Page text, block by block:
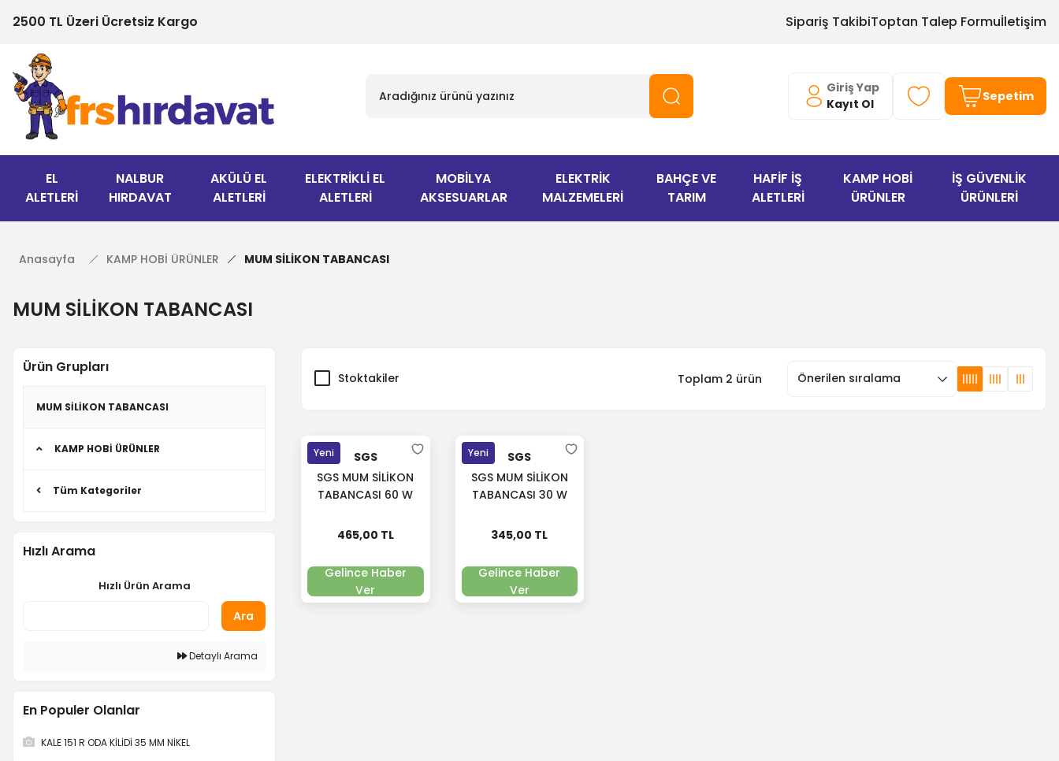
2500 TL Üzeri Ücretsiz Kargo Sipariş TakibiToptan Talep Formuİletişim
Giriş Yap
Kayıt Ol
Sepetim
EL
ALETLERİ
NALBUR
HIRDAVAT
AKÜLÜ EL
ALETLERİ
ELEKTRİKLİ EL
ALETLERİ
MOBİLYA
AKSESUARLAR
ELEKTRİK
MALZEMELERİ
BAHÇE VE
TARIM
HAFİF İŞ
ALETLERİ
KAMP HOBİ
ÜRÜNLER
İŞ GÜVENLİK
ÜRÜNLERİ
Anasayfa KAMP HOBİ ÜRÜNLER MUM SİLİKON TABANCASI
MUM SİLİKON TABANCASI
Ürün Grupları
MUM SİLİKON TABANCASI
KAMP HOBİ ÜRÜNLER
Tüm Kategoriler
Hızlı Arama
Hızlı Ürün Arama
Ara
Detaylı Arama
En Populer Olanlar
KALE 151 R ODA KİLİDİ 35 MM NİKEL
Stoktakiler Toplam 2 ürün
Yeni
SGS
SGS MUM SİLİKON
TABANCASI 60 W
465,00 TL
Gelince Haber
Ver
Yeni
SGS
SGS MUM SİLİKON
TABANCASI 30 W
345,00 TL
Gelince Haber
Ver